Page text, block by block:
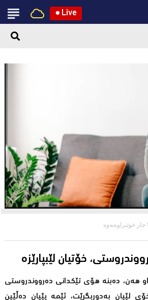
● Live
خۆتیان لێبپارێزە
هەن، دەبنە هۆی تێکدانی دەرووندروستی
لێیان بەدوربگرێت، ئێمە پێیان دەڵێین